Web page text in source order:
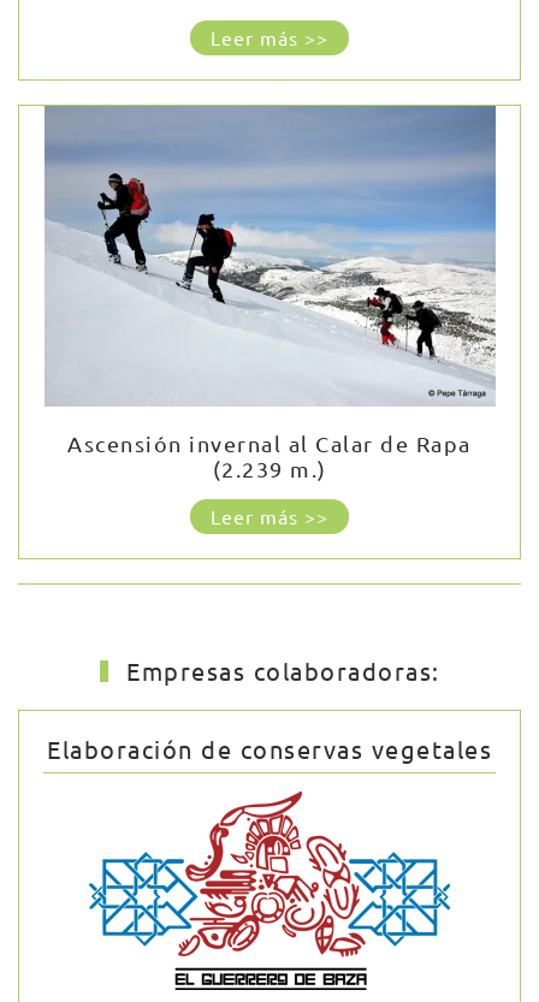
Leer más >>
Ascensión invernal al Calar de Rapa
(2.239 m.)
Leer más >>
Empresas colaboradoras:
Elaboración de conservas vegetales